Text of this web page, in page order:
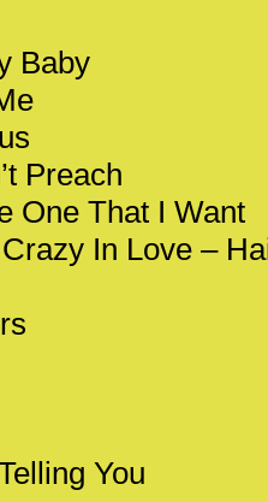
Baby
Preach
One That I Want
In Love –
You